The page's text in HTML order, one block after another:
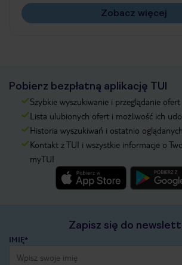
Zobacz więcej
Pobierz bezpłatną aplikację TUI
Szybkie wyszukiwanie i przeglądanie ofert
Lista ulubionych ofert i możliwość ich
Historia wyszukiwań i ostatnio
Kontakt z TUI i wszystkie informacje o
myTUI
Zapisz się do
IMIĘ*